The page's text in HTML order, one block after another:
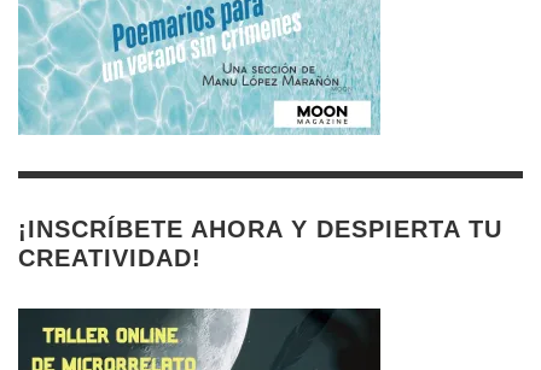
¡INSCRÍBETE AHORA Y DESPIERTA TU
CREATIVIDAD!